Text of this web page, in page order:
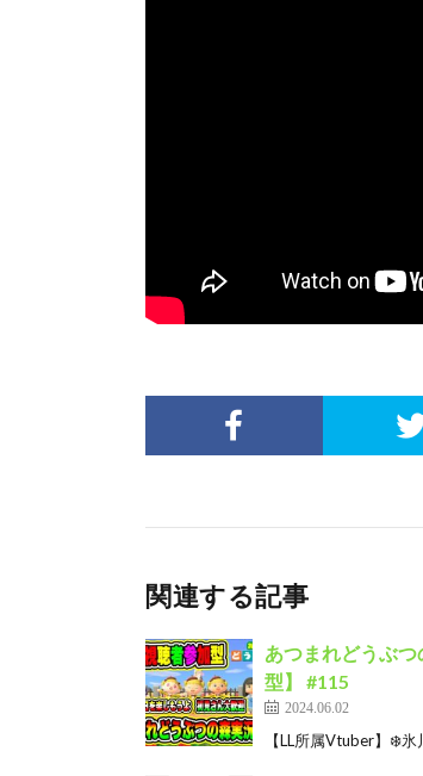
関連する記事
あつまれどうぶ
型】 #115
2024.06.02
【LL所属Vtuber】❄️